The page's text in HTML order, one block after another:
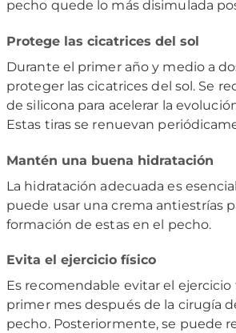
pecho quede lo más disimulada
Protege las cicatrices del sol
Durante el primer año y medio a
proteger las cicatrices del sol. Se
de silicona para acelerar la
Estas tiras se renuevan
Mantén una buena hidratación
La hidratación adecuada es
puede usar una crema antiestrías
formación de estas en el pecho.
Evita el ejercicio físico
Es recomendable evitar el ejercicio
primer mes después de la cirugía
pecho. Posteriormente, se puede